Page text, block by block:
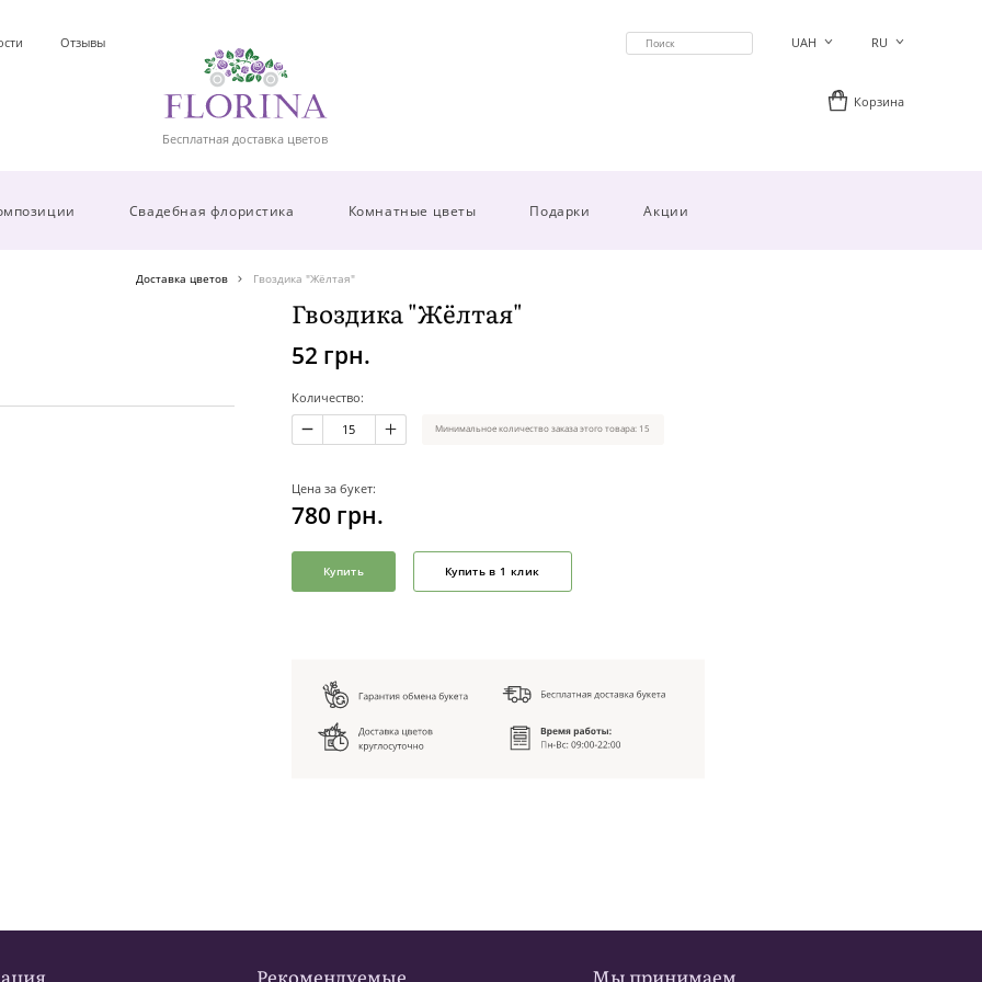
Отзывы
Бесплатная доставка цветов
UAH RU
Корзина
Свадебная флористика Комнатные цветы Подарки Акции
Доставка цветов Гвоздика "Жёлтая"
Гвоздика "Жёлтая"
52 грн.
Количество:
Минимальное количество заказа этого товара: 15
Цена за букет:
780 грн.
Купить Купить в 1 клик
Рекомендуемые Мы принимаем